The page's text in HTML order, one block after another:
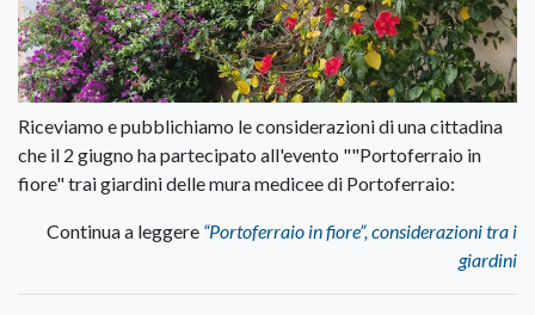
Riceviamo e pubblichiamo le considerazioni di una cittadina
che il 2 giugno ha partecipato all'evento ""Portoferraio in
fiore" trai giardini delle mura medicee di Portoferraio:
Continua a leggere “Portoferraio in fiore”, considerazioni tra i
giardini